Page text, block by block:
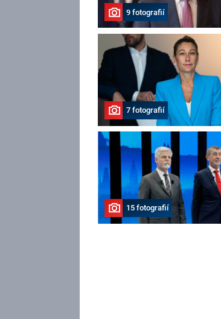
9 fotografií
7 fotografií
15 fotografií